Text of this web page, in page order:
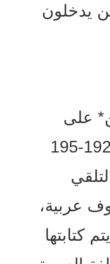
يدخلون
على
عربية،
كتابتها